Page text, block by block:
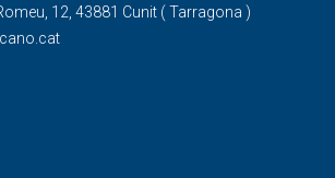
12, 43881 Cunit ( Tarragona )